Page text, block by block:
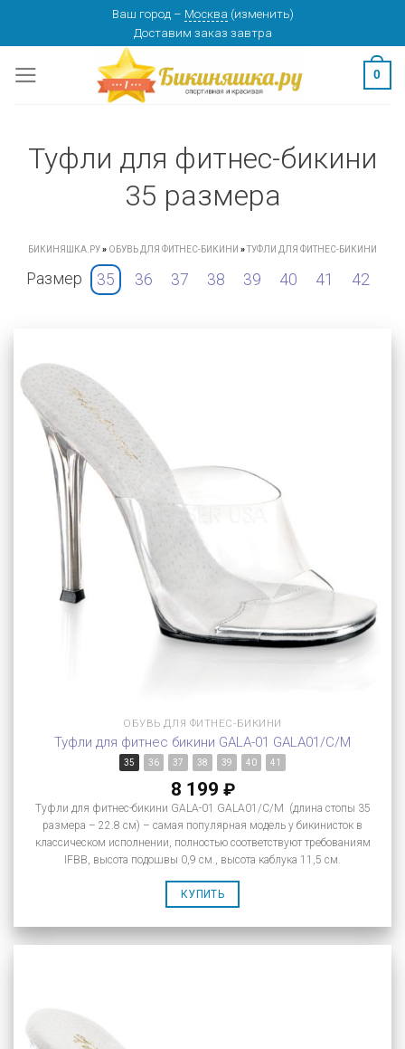
content
Ваш город – Москва (изменить)
Доставим заказ завтра
0
Туфли для фитнес-бикини
35 размера
БИКИНЯШКА.РУ» ОБУВЬ ДЛЯ ФИТНЕС-БИКИНИ »ТУФЛИ ДЛЯ ФИТНЕС-БИКИНИ
Размер 35 36 37 38 39 40 41 42
ОБУВЬ ДЛЯ ФИТНЕС-БИКИНИ
Туфли для фитнес бикини GALA-01 GALA01/C/M
35 36 37 38 39 40 41
8 199 ₽
Туфли для фитнес-бикини GALA-01 GALA01/C/M (длина стопы 35
размера – 22.8 см) – самая популярная модель у бикинисток в
классическом исполнении, полностью соответствуют требованиям
IFBB, высота подошвы 0,9 см., высота каблука 11,5 см.
КУПИТЬ